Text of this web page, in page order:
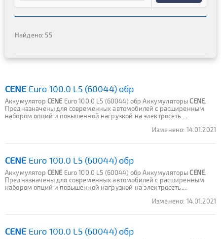
Найдено: 55
CENE Euro 100.0 L5 (60044) обр
Аккумулятор CENE Euro 100.0 L5 (60044) обр АккумуляторыCENE
Предназначены для современных автомобилей с расширенным
набором опций и повышенной нагрузкой на электросеть....
Изменено: 14.01.2021
CENE Euro 100.0 L5 (60044) обр
Аккумулятор CENE Euro 100.0 L5 (60044) обр АккумуляторыCENE
Предназначены для современных автомобилей с расширенным
набором опций и повышенной нагрузкой на электросеть....
Изменено: 14.01.2021
CENE Euro 100.0 L5 (60044) обр